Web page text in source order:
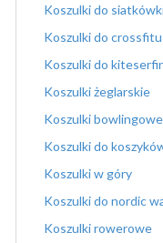
Koszulki do
Koszulki do crossfitu
Koszulki do
Koszulki żeglarskie
Koszulki bowlingowe
Koszulki do
Koszulki w góry
Koszulki do nordic
Koszulki rowerowe